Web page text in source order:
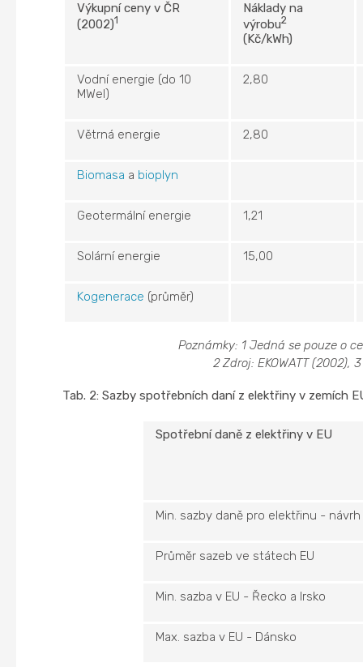
Výkupní ceny v ČR
(2002)1
Náklady na
výrobu2
(Kč/kWh)
Vodní energie (do 10
MWel)
2,80
Větrná energie 2,80
Biomasa a bioplyn
Geotermální energie 1,21
Solární energie 15,00
Kogenerace (průměr)
Poznámky: 1 Jedná se pouze o
2 Zdroj: EKOWATT (2002),
Tab. 2: Sazby spotřebních daní z elektřiny v zemích
Spotřební daně z elektřiny v EU
Min. sazby daně pro elektřinu -
Průměr sazeb ve státech EU
Min. sazba v EU - Řecko a Irsko
Max. sazba v EU - Dánsko